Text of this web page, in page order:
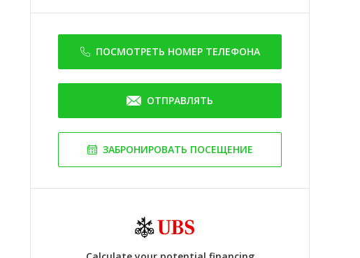
ПОСМОТРЕТЬ НОМЕР ТЕЛЕФОНА
ОТПРАВЛЯТЬ
ЗАБРОНИРОВАТЬ ПОСЕЩЕНИЕ